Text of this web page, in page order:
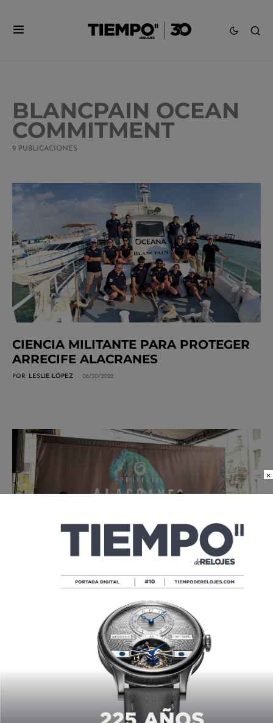
BLANCPAIN OCEAN
COMMITMENT
9 PUBLICACIONES
CIENCIA MILITANTE PARA PROTEGER
ARRECIFE ALACRANES
POR LESLIE LÓPEZ 06/30/2022
BLANCPAIN SE EMBARCA AL
ARRECIFE ALACRANES
07/29/2021
×